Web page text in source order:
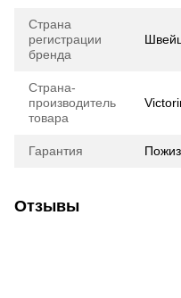
Страна
регистрации
бренда
Страна-
производитель
товара
Гарантия
Отзывы